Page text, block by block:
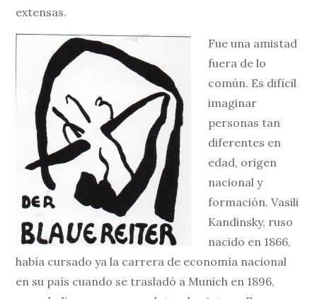
extensas.
Fue una amistad
fuera de lo
común. Es difícil
imaginar
personas tan
diferentes en
edad, origen
nacional y
formación. Vasili
Kandinsky, ruso
nacido en 1866,
había cursado ya la carrera de economía nacional
en su país cuando se trasladó a Munich en 1896,